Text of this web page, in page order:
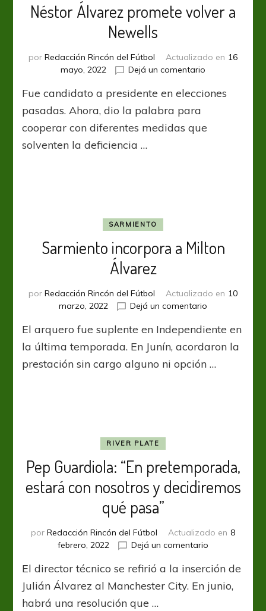
Néstor Álvarez promete volver a
Newells
por Redacción Rincón del Fútbol Actualizado en 16
mayo, 2022
Dejá un comentario
Álvarez
a
Fue candidato a presidente en elecciones
pasadas. Ahora, dio la palabra para
cooperar con diferentes medidas que
solventen la deficiencia …
SARMIENTO
Sarmiento incorpora a Milton
Álvarez
por Redacción Rincón del Fútbol Actualizado en 10
marzo, 2022
Dejá un comentario
incorpora
a
Álvarez
El arquero fue suplente en Independiente en
la última temporada. En Junín, acordaron la
prestación sin cargo alguno ni opción …
RIVER PLATE
Pep Guardiola: “En pretemporada,
estará con nosotros y decidiremos
qué pasa”
por Redacción Rincón del Fútbol Actualizado en 8
febrero, 2022
Dejá un comentario
Guardiola:
“En
El director técnico se refirió a la inserción de
Julián Álvarez al Manchester City. En junio,
habrá una resolución que …